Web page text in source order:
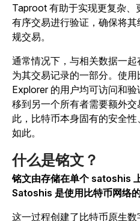
Taproot 有助于实现更复杂
有序交易进行验证，确保将
规交易。
通常情况下，与相关数据一
为其交易记录的一部分。使
Explorer 的用户均可访问和验
移到另一个所有者需要额外
此，比特币本身固有的安全
如此。
什么是铭文？
铭文由存储在单个 satoshis
Satoshis 是使用比特币网络
这一过程创建了比特币原生